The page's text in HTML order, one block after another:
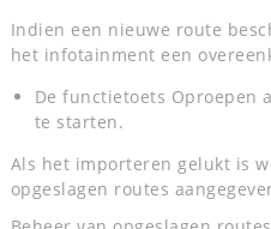
Indien een nieuwe route
het infotainment een
De functietoets Oproepen
te starten.
Als het importeren gelukt is
opgeslagen routes